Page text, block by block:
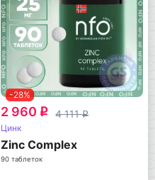
-28%
2 960 q 4 111q
Цинк
Zinc Complex
90 таблеток